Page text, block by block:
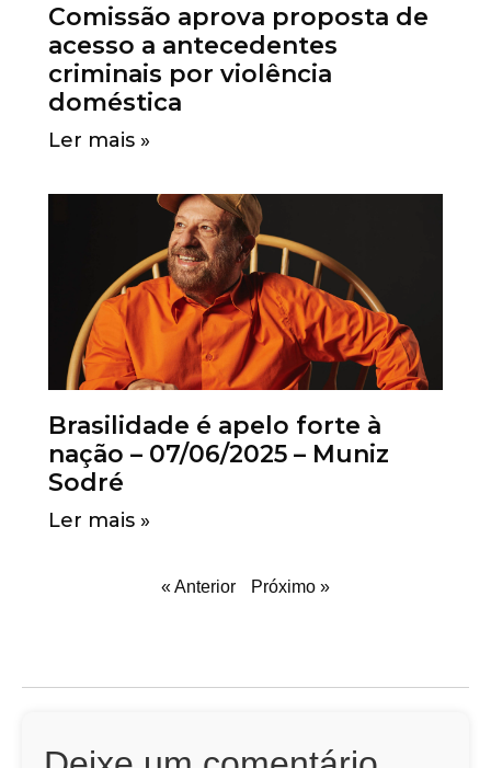
Comissão aprova proposta de
acesso a antecedentes
criminais por violência
doméstica
Ler mais »
Brasilidade é apelo forte à
nação – 07/06/2025 – Muniz
Sodré
Ler mais »
« Anterior Próximo »